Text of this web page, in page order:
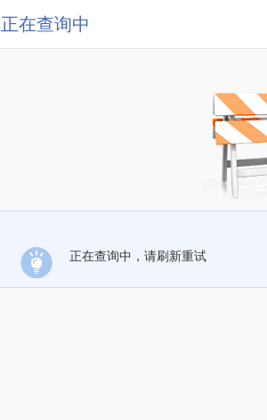
正在查询中
正在查询中，请刷新重试